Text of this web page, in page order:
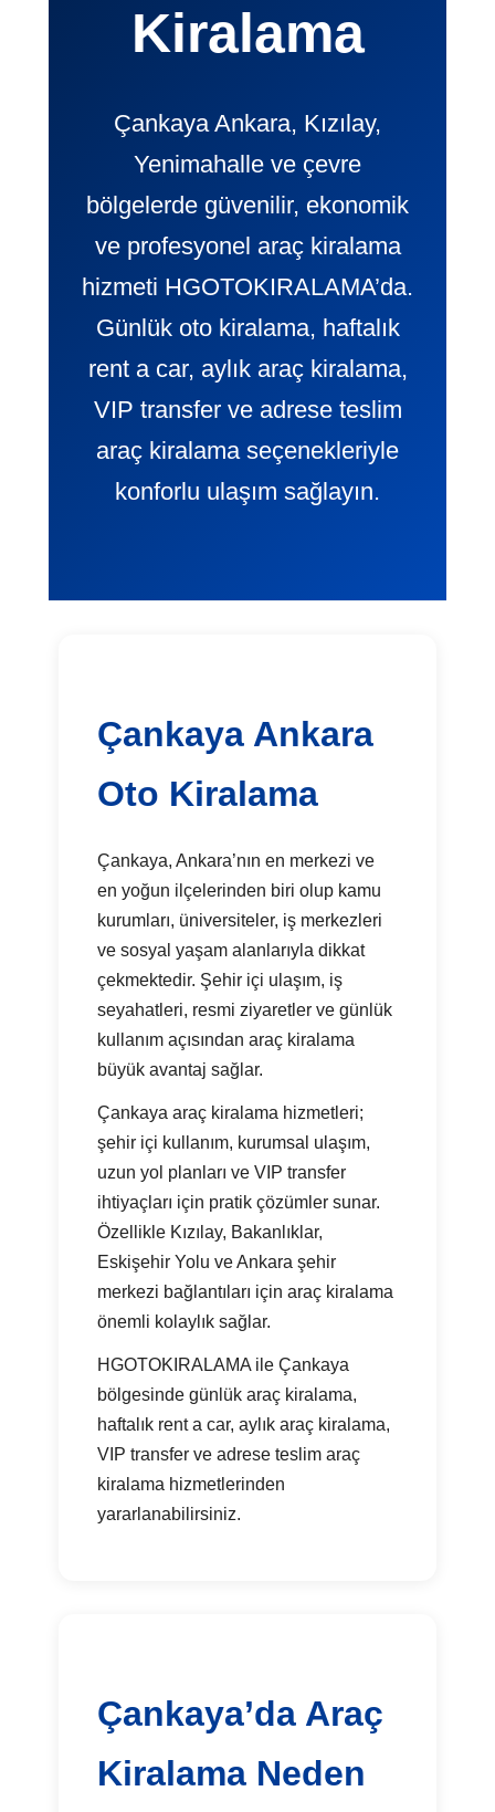
Kiralama
Çankaya Ankara, Kızılay,
Yenimahalle ve çevre
bölgelerde güvenilir, ekonomik
ve profesyonel araç kiralama
hizmeti HGOTOKIRALAMA’da.
Günlük oto kiralama, haftalık
rent a car, aylık araç kiralama,
VIP transfer ve adrese teslim
araç kiralama seçenekleriyle
konforlu ulaşım sağlayın.
Çankaya Ankara
Oto Kiralama
Çankaya, Ankara’nın en merkezi ve
en yoğun ilçelerinden biri olup kamu
kurumları, üniversiteler, iş merkezleri
ve sosyal yaşam alanlarıyla dikkat
çekmektedir. Şehir içi ulaşım, iş
seyahatleri, resmi ziyaretler ve günlük
kullanım açısından araç kiralama
büyük avantaj sağlar.
Çankaya araç kiralama hizmetleri;
şehir içi kullanım, kurumsal ulaşım,
uzun yol planları ve VIP transfer
ihtiyaçları için pratik çözümler sunar.
Özellikle Kızılay, Bakanlıklar,
Eskişehir Yolu ve Ankara şehir
merkezi bağlantıları için araç kiralama
önemli kolaylık sağlar.
HGOTOKIRALAMA ile Çankaya
bölgesinde günlük araç kiralama,
haftalık rent a car, aylık araç kiralama,
VIP transfer ve adrese teslim araç
kiralama hizmetlerinden
yararlanabilirsiniz.
Çankaya’da Araç
Kiralama Neden